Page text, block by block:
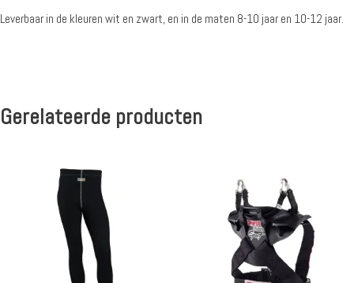
Leverbaar in de kleuren wit en zwart, en in de maten 8-10 jaar en 10-12 jaar.
Gerelateerde producten